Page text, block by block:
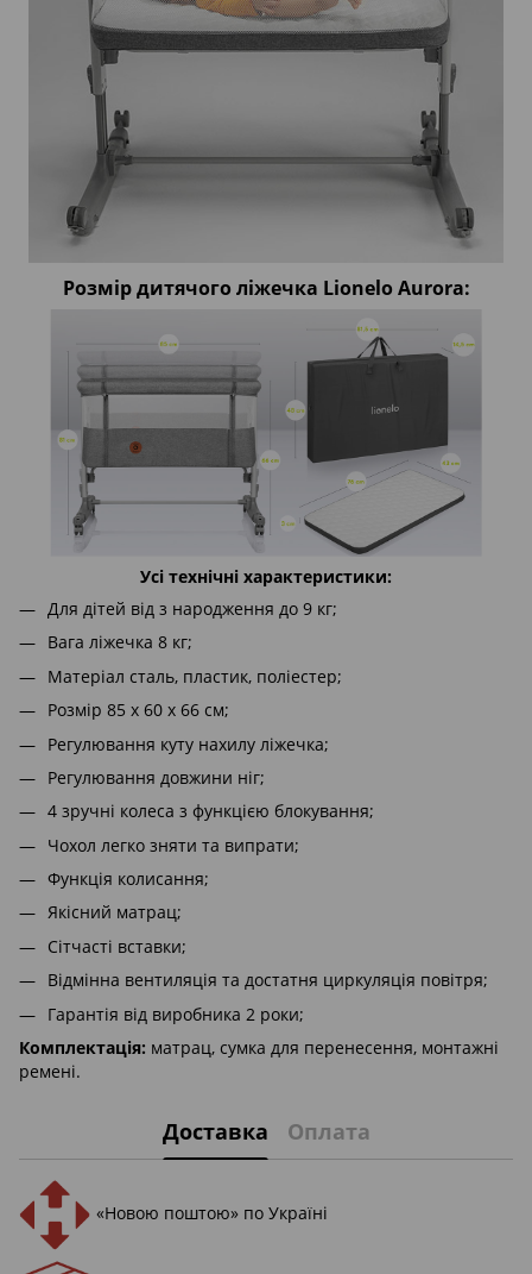
Розмір дитячого ліжечка Lionelo Aurora:
Усі технічні характеристики:
Для дітей від з народження до 9 кг;
Вага ліжечка 8 кг;
Матеріал сталь, пластик, поліестер;
Розмір 85 х 60 х 66 см;
Регулювання куту нахилу ліжечка;
Регулювання довжини ніг;
4 зручні колеса з функцією блокування;
Чохол легко зняти та випрати;
Функція колисання;
Якісний матрац;
Сітчасті вставки;
Відмінна вентиляція та достатня циркуляція повітря;
Гарантія від виробника 2 роки;
Комплектація: матрац, сумка для перенесення, монтажні
ремені.
Доставка Оплата
«Новою поштою» по Україні